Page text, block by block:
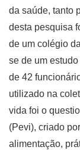
da saúde, tanto
desta pesquisa
de um colégio
se de um
de 42
utilizado na
vida foi o
(Pevi), criado
alimentação,